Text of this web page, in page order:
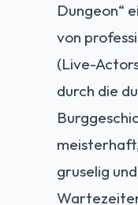
Dungeon“
von
(Live-
durch die
gruselig